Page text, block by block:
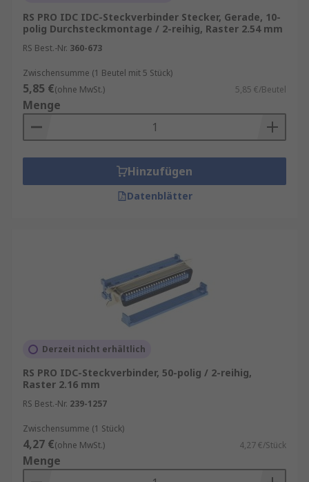
RS PRO IDC IDC-Steckverbinder Stecker, Gerade, 10-
polig Durchsteckmontage / 2-reihig, Raster 2.54 mm
RS Best.-Nr. 360-673
Zwischensumme (1 Beutel mit 5 Stück)
5,85 €(ohne MwSt.) 5,85 €/Beutel
Menge
Hinzufügen
Datenblätter
Derzeit nicht erhältlich
RS PRO IDC-Steckverbinder, 50-polig / 2-reihig,
Raster 2.16 mm
RS Best.-Nr. 239-1257
Zwischensumme (1 Stück)
4,27 €(ohne MwSt.) 4,27 €/Stück
Menge